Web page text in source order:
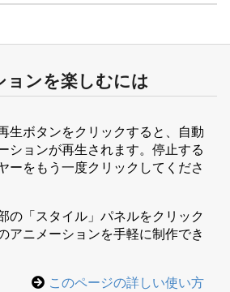
ョンを楽しむには
生ボタンをクリックすると、自動
ションが再生されます。停止する
ーをもう一度クリックしてくださ
の「スタイル」パネルをクリック
アニメーションを手軽に制作でき
このページの詳しい使い方